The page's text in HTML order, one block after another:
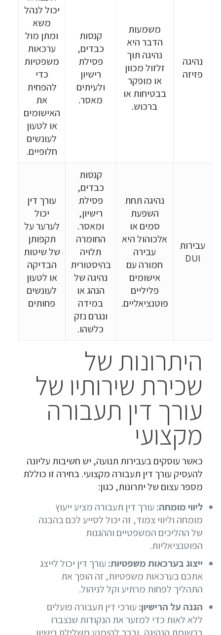
נהיגה
פזיזה
משמעות
הדבר היא
נהיגה תוך
זלזול מכוון
או מופקר
בבטיחות או
ברכוש.
קנסות
כבדים,
פסילת
רישיון
ולעיתים
מאסר.
יכול לנהל
משא
ומתן מול
ערכאות
משפטיות
כדי
להפחית
את
האישומים
או לטעון
לעונשים
חלופיים.
עבירות
DUI
נהיגה תחת
השפעת
סמים או
אלכוהול היא
עבירה
חמורה עם
אישומים
פליליים
פוטנציאליים.
קנסות
כבדים,
פסילת
רישיון,
ומאסר.
החומרה
תלויה
בהיסטורית
נהיגה של
הנהג או
במידה
ונגרם נזק
כלשהו.
עורך דין
יכול
לערער על
תקפותן
של שיטות
הבדיקה
או לטעון
לעונשים
פחותים
היתרונות של
שכירת שירותיו של
עורך דין תעבורה
מקצועי
כאשר עוסקים בעבירות תנועה, יש חשיבות עליונה
להעסיק עורך דין תעבורה מקצועי. בחירה זו כוללת
מספר עצום של יתרונות, כגון:
ליווי מומחה: עורך דין תעבורה מציע ייעוץ
מומחה וליווי צמוד, זה יכול לסייע לכם בהבנה
של ההליכים המשפטיים וההגנות
הפוטנציאליות.
ייצוג בערכאות משפטיות: עורך דין יכוללייצג
אתכם בערכאות משפטיות, זה הופך את
התהליך לפחות מרתיע וקל לניהול.
הגנה על הרישיון: עורכי דין תעבורה פועלים
ללא לאות כדי למזער את הנקודות שנצברו